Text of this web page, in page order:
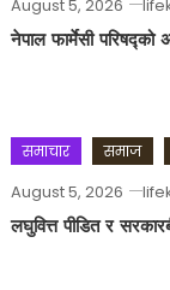
August 5, 2026
नेपाल फार्मेसी परिषद्को
समाचार समाज
August 5, 2026
लघुवित्त पीडित र